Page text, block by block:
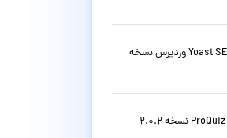
افزونه فارسی سئو Yoast SEO Premium وردپرس نسخه